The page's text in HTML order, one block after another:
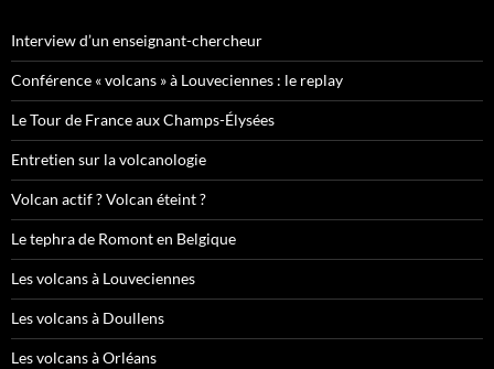
Interview d’un enseignant-chercheur
Conférence « volcans » à Louveciennes : le replay
Le Tour de France aux Champs-Élysées
Entretien sur la volcanologie
Volcan actif ? Volcan éteint ?
Le tephra de Romont en Belgique
Les volcans à Louveciennes
Les volcans à Doullens
Les volcans à Orléans